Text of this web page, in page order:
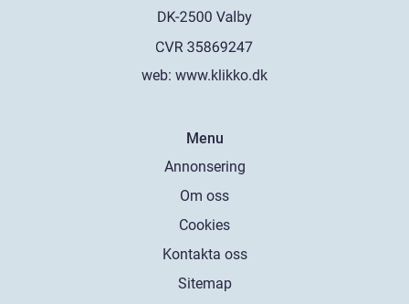
web: www.klikko.dk
Menu
Annonsering
Om oss
Cookies
Kontakta oss
Sitemap